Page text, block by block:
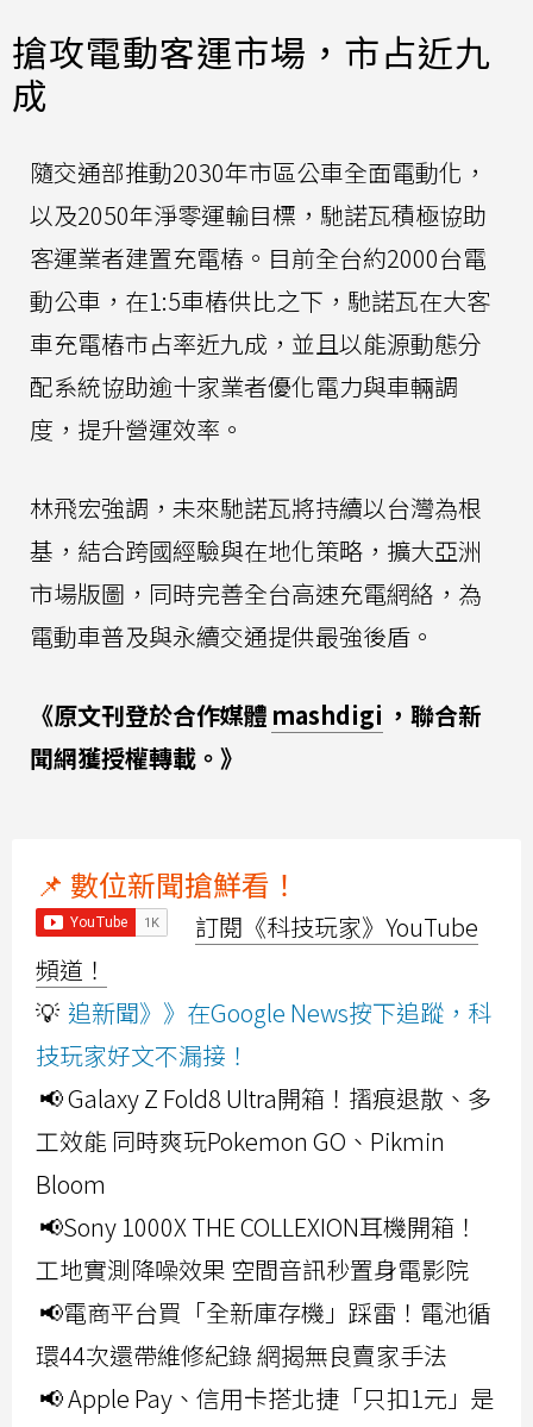
搶攻電動客運市場，市占近九
成
隨交通部推動2030年市區公車全面電動化，
以及2050年淨零運輸目標，馳諾瓦積極協助
客運業者建置充電樁。目前全台約2000台電
動公車，在1:5車樁供比之下，馳諾瓦在大客
車充電樁市占率近九成，並且以能源動態分
配系統協助逾十家業者優化電力與車輛調
度，提升營運效率。
林飛宏強調，未來馳諾瓦將持續以台灣為根
基，結合跨國經驗與在地化策略，擴大亞洲
市場版圖，同時完善全台高速充電網絡，為
電動車普及與永續交通提供最強後盾。
《原文刊登於合作媒體 mashdigi ，聯合新
聞網獲授權轉載。》
📌 數位新聞搶鮮看！
訂閱《科技玩家》YouTube
頻道！
💡 追新聞》》在Google News按下追蹤，科
技玩家好文不漏接！
📢 Galaxy Z Fold8 Ultra開箱！摺痕退散、多
工效能 同時爽玩Pokemon GO、Pikmin
Bloom
📢Sony 1000X THE COLLEXION耳機開箱！
工地實測降噪效果 空間音訊秒置身電影院
📢電商平台買「全新庫存機」踩雷！電池循
環44次還帶維修紀錄 網揭無良賣家手法
📢 Apple Pay、信用卡搭北捷「只扣1元」是